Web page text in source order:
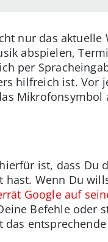
nur das aktuelle
abspielen,
per
hilfreich ist. Vor
Mikrofonsymbol
ist, dass Du
hast. Wenn Du
Google auf
Befehle oder